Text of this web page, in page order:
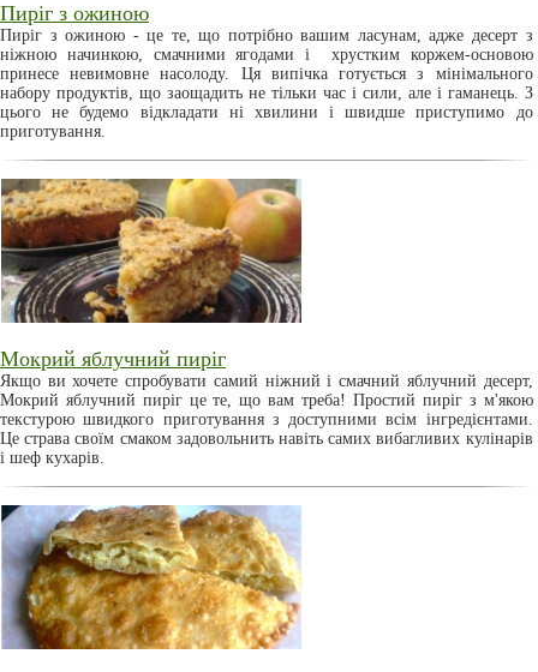
Пиріг з ожиною
Пиріг з ожиною - це те, що потрібно вашим ласунам, адже десерт з
ніжною начинкою, смачними ягодами і хрустким коржем-основою
принесе невимовне насолоду. Ця випічка готується з мінімального
набору продуктів, що заощадить не тільки час і сили, але і гаманець. З
цього не будемо відкладати ні хвилини і швидше приступимо до
приготування.
Мокрий яблучний пиріг
Якщо ви хочете спробувати самий ніжний і смачний яблучний десерт,
Мокрий яблучний пиріг це те, що вам треба! Простий пиріг з м'якою
текстурою швидкого приготування з доступними всім інгредієнтами.
Це страва своїм смаком задовольнить навіть самих вибагливих кулінарів
і шеф кухарів.